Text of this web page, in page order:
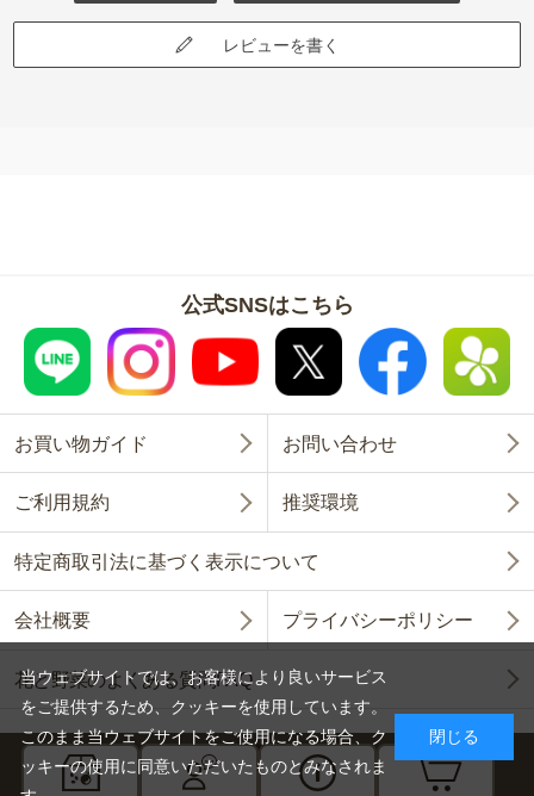
レビューを書く
公式SNSはこちら
お買い物ガイド お問い合わせ
ご利用規約 推奨環境
特定商取引法に基づく表示について
会社概要 プライバシーポリシー
花と野菜のよくある質問FAQ
当ウェブサイトでは、お客様により良いサービス
をご提供するため、クッキーを使用しています。
このまま当ウェブサイトをご使用になる場合、ク
ッキーの使用に同意いただいたものとみなされま
閉じる